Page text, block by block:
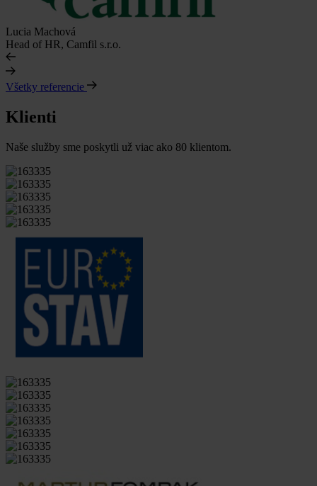
Lucia Machová
Head of HR, Camfil s.r.o.
Všetky referencie
Klienti
Naše služby sme poskytli už viac ako 80 klientom.